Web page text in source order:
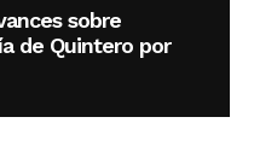
sobre
de Quintero por